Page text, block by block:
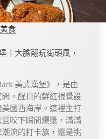
食
｜大膽翻玩街頭風，
美式漢堡》，是由
。醒目的鮮紅視覺設
國西海岸。這裡主打
咬下瞬間爆漿，滿滿
流的打卡族，還是挑